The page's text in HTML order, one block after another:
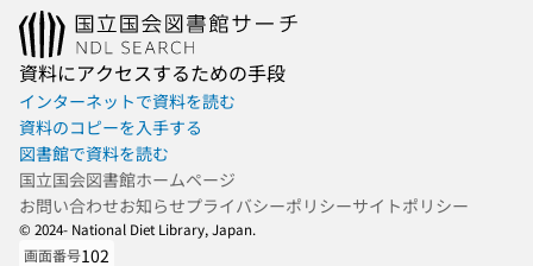
資料にアクセスするための手段
インターネットで資料を読む
資料のコピーを入手する
図書館で資料を読む
国立国会図書館ホームページ
お問い合わせお知らせプライバシーポリシーサイトポリシー
© 2024- National Diet Library, Japan.
画面番号102